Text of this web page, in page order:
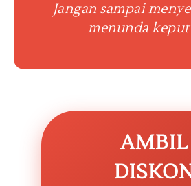
Jangan sampai
menunda
AMBIL